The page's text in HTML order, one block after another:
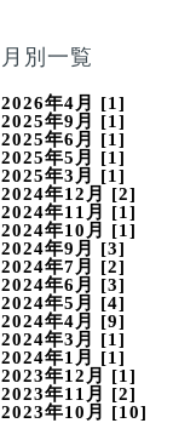
月別一覧
2026年4月 [1]
2025年9月 [1]
2025年6月 [1]
2025年5月 [1]
2025年3月 [1]
2024年12月 [2]
2024年11月 [1]
2024年10月 [1]
2024年9月 [3]
2024年7月 [2]
2024年6月 [3]
2024年5月 [4]
2024年4月 [9]
2024年3月 [1]
2024年1月 [1]
2023年12月 [1]
2023年11月 [2]
2023年10月 [10]